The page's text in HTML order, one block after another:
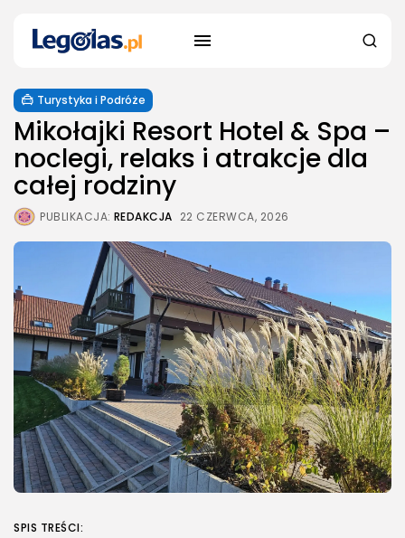
Turystyka i Podróże
Mikołajki Resort Hotel & Spa –
noclegi, relaks i atrakcje dla
całej rodziny
PUBLIKACJA: REDAKCJA 22 CZERWCA, 2026
SPIS TREŚCI: